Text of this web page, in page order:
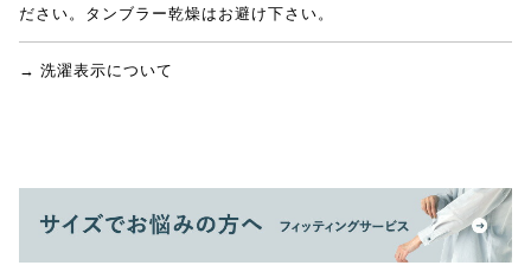
ださい。タンブラー乾燥はお避け下さい。
→ 洗濯表示について